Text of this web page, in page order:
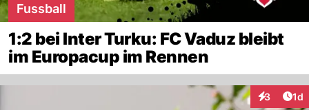
Fussball
1:2 bei Inter Turku: FC Vaduz bleibt
im Europacup im Rennen
3 1d